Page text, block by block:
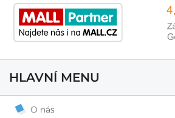
HLAVNÍ MENU
O nás